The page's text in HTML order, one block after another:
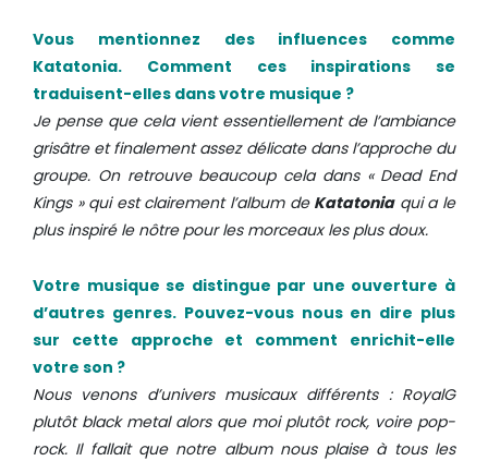
Vous mentionnez des influences comme
Katatonia. Comment ces inspirations se
traduisent-elles dans votre musique ?
Je pense que cela vient essentiellement de l’ambiance
grisâtre et finalement assez délicate dans l’approche du
groupe. On retrouve beaucoup cela dans « Dead End
Kings » qui est clairement l’album de Katatoniaqui a le
plus inspiré le nôtre pour les morceaux les plus doux.
Votre musique se distingue par une ouverture à
d’autres genres. Pouvez-vous nous en dire plus
sur cette approche et comment enrichit-elle
votre son ?
Nous venons d’univers musicaux différents : RoyalG
plutôt black metal alors que moi plutôt rock, voire pop-
rock. Il fallait que notre album nous plaise à tous les